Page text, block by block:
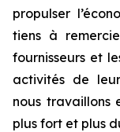
propulser
tiens à
fournisseurs et
activités de
nous travaillons
plus fort et